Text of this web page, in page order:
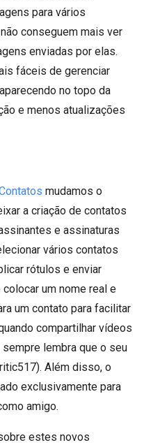
para vários
conseguem mais ver
enviadas por elas.
fáceis de gerenciar
no topo da
e menos atualizações
mudamos o
a criação de contatos
e assinaturas
vários contatos
rótulos e enviar
um nome real e
um contato para facilitar
compartilhar vídeos
lembra que o seu
Além disso, o
exclusivamente para
amigo.
estes novos